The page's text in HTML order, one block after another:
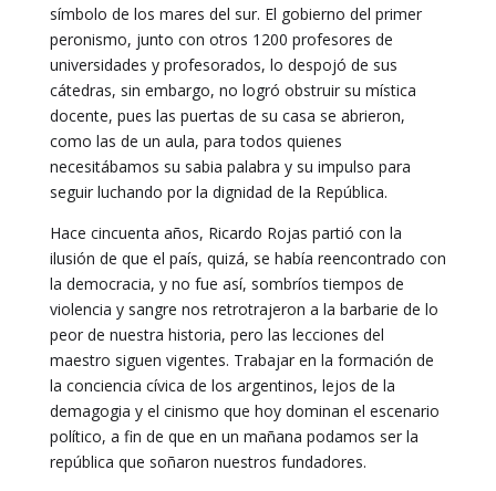
símbolo de los mares del sur. El gobierno del primer
peronismo, junto con otros 1200 profesores de
universidades y profesorados, lo despojó de sus
cátedras, sin embargo, no logró obstruir su mística
docente, pues las puertas de su casa se abrieron,
como las de un aula, para todos quienes
necesitábamos su sabia palabra y su impulso para
seguir luchando por la dignidad de la República.
Hace cincuenta años, Ricardo Rojas partió con la
ilusión de que el país, quizá, se había reencontrado con
la democracia, y no fue así, sombríos tiempos de
violencia y sangre nos retrotrajeron a la barbarie de lo
peor de nuestra historia, pero las lecciones del
maestro siguen vigentes. Trabajar en la formación de
la conciencia cívica de los argentinos, lejos de la
demagogia y el cinismo que hoy dominan el escenario
político, a fin de que en un mañana podamos ser la
república que soñaron nuestros fundadores.